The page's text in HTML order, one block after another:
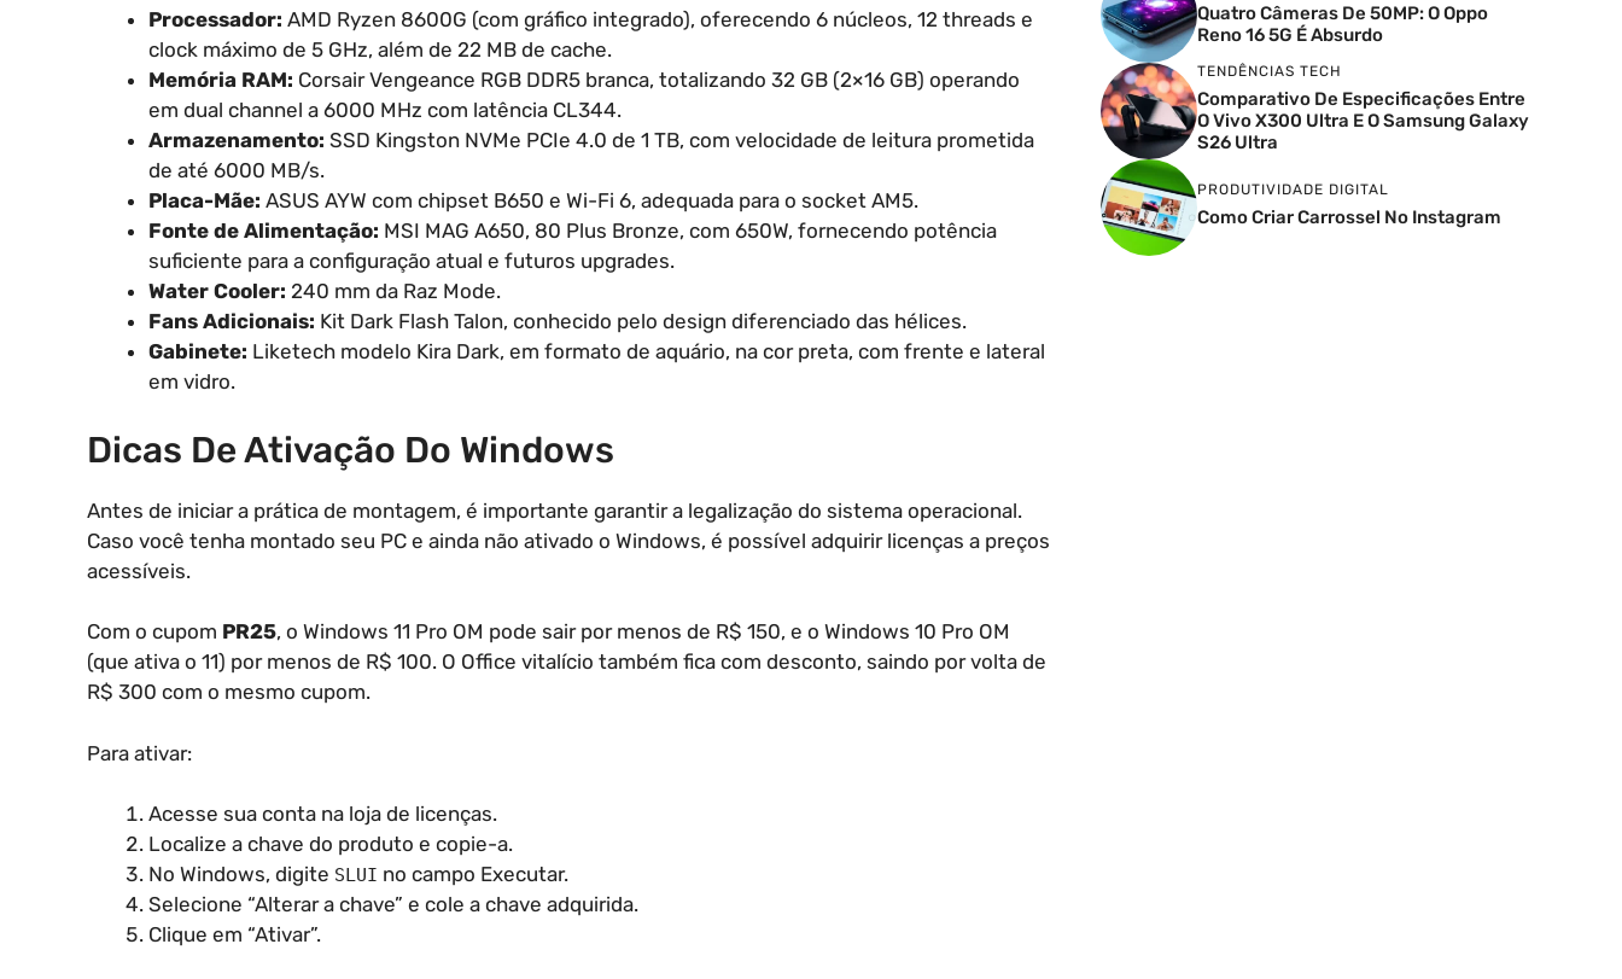
Processador: AMD Ryzen 8600G (com gráfico integrado), oferecendo 6 núcleos, 12 threads e
clock máximo de 5 GHz, além de 22 MB de cache.
Memória RAM: Corsair Vengeance RGB DDR5 branca, totalizando 32 GB (2×16 GB) operando
em dual channel a 6000 MHz com latência CL344.
Armazenamento: SSD Kingston NVMe PCIe 4.0 de 1 TB, com velocidade de leitura prometida
de até 6000 MB/s.
Placa-Mãe: ASUS AYW com chipset B650 e Wi-Fi 6, adequada para o socket AM5.
Fonte de Alimentação: MSI MAG A650, 80 Plus Bronze, com 650W, fornecendo potência
suficiente para a configuração atual e futuros upgrades.
Water Cooler: 240 mm da Raz Mode.
Fans Adicionais: Kit Dark Flash Talon, conhecido pelo design diferenciado das hélices.
Gabinete: Liketech modelo Kira Dark, em formato de aquário, na cor preta, com frente e lateral
em vidro.
Dicas De Ativação Do Windows
Antes de iniciar a prática de montagem, é importante garantir a legalização do sistema operacional.
Caso você tenha montado seu PC e ainda não ativado o Windows, é possível adquirir licenças a preços
acessíveis.
Com o cupom PR25, o Windows 11 Pro OM pode sair por menos de R$ 150, e o Windows 10 Pro OM
(que ativa o 11) por menos de R$ 100. O Office vitalício também fica com desconto, saindo por volta de
R$ 300 com o mesmo cupom.
Para ativar:
Acesse sua conta na loja de licenças.
Localize a chave do produto e copie-a.
No Windows, digite SLUI no campo Executar.
Selecione “Alterar a chave” e cole a chave adquirida.
Clique em “Ativar”.
Quatro Câmeras De 50MP: O Oppo
Reno 16 5G É Absurdo
TENDÊNCIAS TECH
Comparativo De Especificações Entre
O Vivo X300 Ultra E O Samsung Galaxy
S26 Ultra
PRODUTIVIDADE DIGITAL
Como Criar Carrossel No Instagram